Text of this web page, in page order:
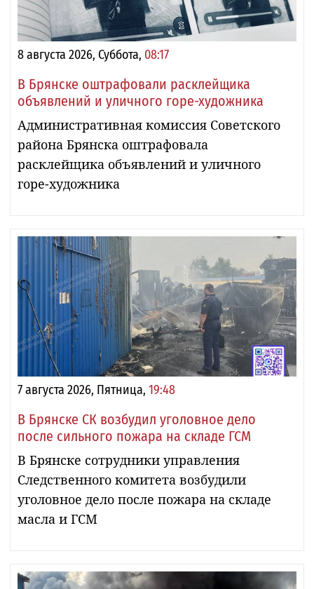
8 августа 2026, Суббота, 08:17
В Брянске оштрафовали расклейщика
объявлений и уличного горе-художника
Административная комиссия Советского
района Брянска оштрафовала
расклейщика объявлений и уличного
горе-художника
7 августа 2026, Пятница, 19:48
В Брянске СК возбудил уголовное дело
после сильного пожара на складе ГСМ
В Брянске сотрудники управления
Следственного комитета возбудили
уголовное дело после пожара на складе
масла и ГСМ